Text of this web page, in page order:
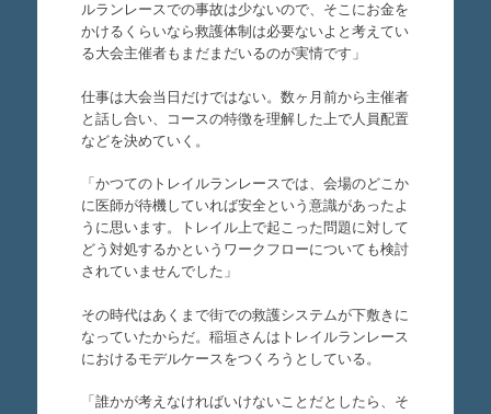
ルランレースでの事故は少ないので、そこにお金を
かけるくらいなら救護体制は必要ないよと考えてい
る大会主催者もまだまだいるのが実情です」
仕事は大会当日だけではない。数ヶ月前から主催者
と話し合い、コースの特徴を理解した上で人員配置
などを決めていく。
「かつてのトレイルランレースでは、会場のどこか
に医師が待機していれば安全という意識があったよ
うに思います。トレイル上で起こった問題に対して
どう対処するかというワークフローについても検討
されていませんでした」
その時代はあくまで街での救護システムが下敷きに
なっていたからだ。稲垣さんはトレイルランレース
におけるモデルケースをつくろうとしている。
「誰かが考えなければいけないことだとしたら、そ